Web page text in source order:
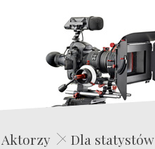
Aktorzy Dla statystów